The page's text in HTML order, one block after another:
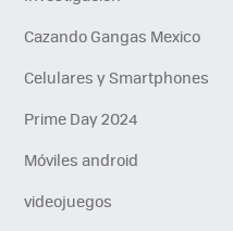
Cazando Gangas Mexico
Celulares y Smartphones
Prime Day 2024
Móviles android
videojuegos